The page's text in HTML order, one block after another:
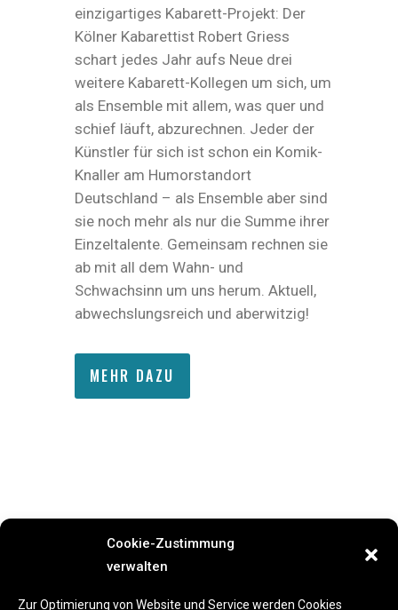
Cookie-Zustimmung
verwalten
Zur Optimierung von Website und Service werden Cookies
einzigartiges Kabarett-Projekt: Der
Kölner Kabarettist Robert Griess
schart jedes Jahr aufs Neue drei
weitere Kabarett-Kollegen um sich, um
als Ensemble mit allem, was quer und
schief läuft, abzurechnen. Jeder der
Künstler für sich ist schon ein Komik-
Knaller am Humorstandort
Deutschland – als Ensemble aber sind
sie noch mehr als nur die Summe ihrer
Einzeltalente. Gemeinsam rechnen sie
ab mit all dem Wahn- und
Schwachsinn um uns herum. Aktuell,
abwechslungsreich und aberwitzig!
MEHR DAZU